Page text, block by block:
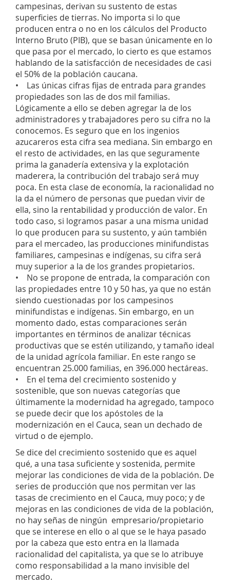
campesinas, derivan su sustento de estas
superficies de tierras. No importa si lo que
producen entra o no en los cálculos del Producto
Interno Bruto (PIB), que se basan únicamente en lo
que pasa por el mercado, lo cierto es que estamos
hablando de la satisfacción de necesidades de casi
el 50% de la población caucana.
• Las únicas cifras fijas de entrada para grandes
propiedades son las de dos mil familias.
Lógicamente a ello se deben agregar la de los
administradores y trabajadores pero su cifra no la
conocemos. Es seguro que en los ingenios
azucareros esta cifra sea mediana. Sin embargo en
el resto de actividades, en las que seguramente
prima la ganadería extensiva y la explotación
maderera, la contribución del trabajo será muy
poca. En esta clase de economía, la racionalidad no
la da el número de personas que puedan vivir de
ella, sino la rentabilidad y producción de valor. En
todo caso, si logramos pasar a una misma unidad
lo que producen para su sustento, y aún también
para el mercadeo, las producciones minifundistas
familiares, campesinas e indígenas, su cifra será
muy superior a la de los grandes propietarios.
• No se propone de entrada, la comparación con
las propiedades entre 10 y 50 has, ya que no están
siendo cuestionadas por los campesinos
minifundistas e indígenas. Sin embargo, en un
momento dado, estas comparaciones serán
importantes en términos de analizar técnicas
productivas que se estén utilizando, y tamaño ideal
de la unidad agrícola familiar. En este rango se
encuentran 25.000 familias, en 396.000 hectáreas.
• En el tema del crecimiento sostenido y
sostenible, que son nuevas categorías que
últimamente la modernidad ha agregado, tampoco
se puede decir que los apóstoles de la
modernización en el Cauca, sean un dechado de
virtud o de ejemplo.
Se dice del crecimiento sostenido que es aquel
qué, a una tasa suficiente y sostenida, permite
mejorar las condiciones de vida de la población. De
series de producción que nos permitan ver las
tasas de crecimiento en el Cauca, muy poco; y de
mejoras en las condiciones de vida de la población,
no hay señas de ningún empresario/propietario
que se interese en ello o al que se le haya pasado
por la cabeza que esto entra en la llamada
racionalidad del capitalista, ya que se lo atribuye
como responsabilidad a la mano invisible del
mercado.